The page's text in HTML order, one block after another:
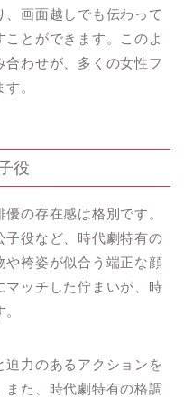
画面越しでも伝わって
ことができます。このよ
合わせが、多くの女性フ
。
役
の存在感は格別です。
子役など、時代劇特有の
や袴姿が似合う端正な顔
マッチした佇まいが、時
力のあるアクションを
また、時代劇特有の格調